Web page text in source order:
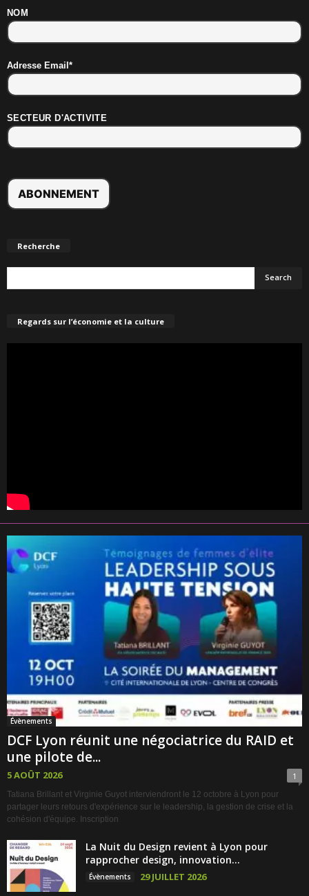
NOM
Adresse Email*
SECTEUR D'ACTIVITE
Recherche
Regards sur l’économie et la culture
Évènements
DCF Lyon réunit une négociatrice du RAID et
une pilote de...
5 AOÛT 2026 1
Tatiana Brillant et Virginie Guyot interviendront le 12 octobre à Lyon pour
partager leurs retours d'expérience sur le leadership, la gestion de crise et la
cohésion d'équipe. Inscription
La Nuit du Design revient à Lyon pour
rapprocher design, innovation...
Évènements 29 JUILLET 2026